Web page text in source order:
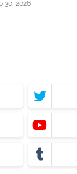
30, 2026